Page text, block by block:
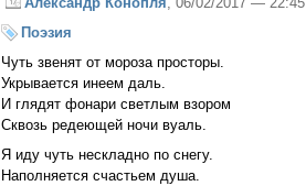
Поэзия
Чуть звенят от мороза просторы.
Укрывается инеем даль.
И глядят фонари светлым взором
Сквозь редеющей ночи вуаль.
Я иду чуть нескладно по снегу.
Наполняется счастьем душа.